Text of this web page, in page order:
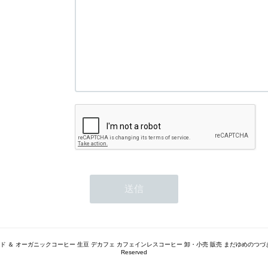
＆ オーガニックコーヒー 生豆 デカフェ カフェインレスコーヒー 卸・小売 販売 まだゆめのつづ
Reserved